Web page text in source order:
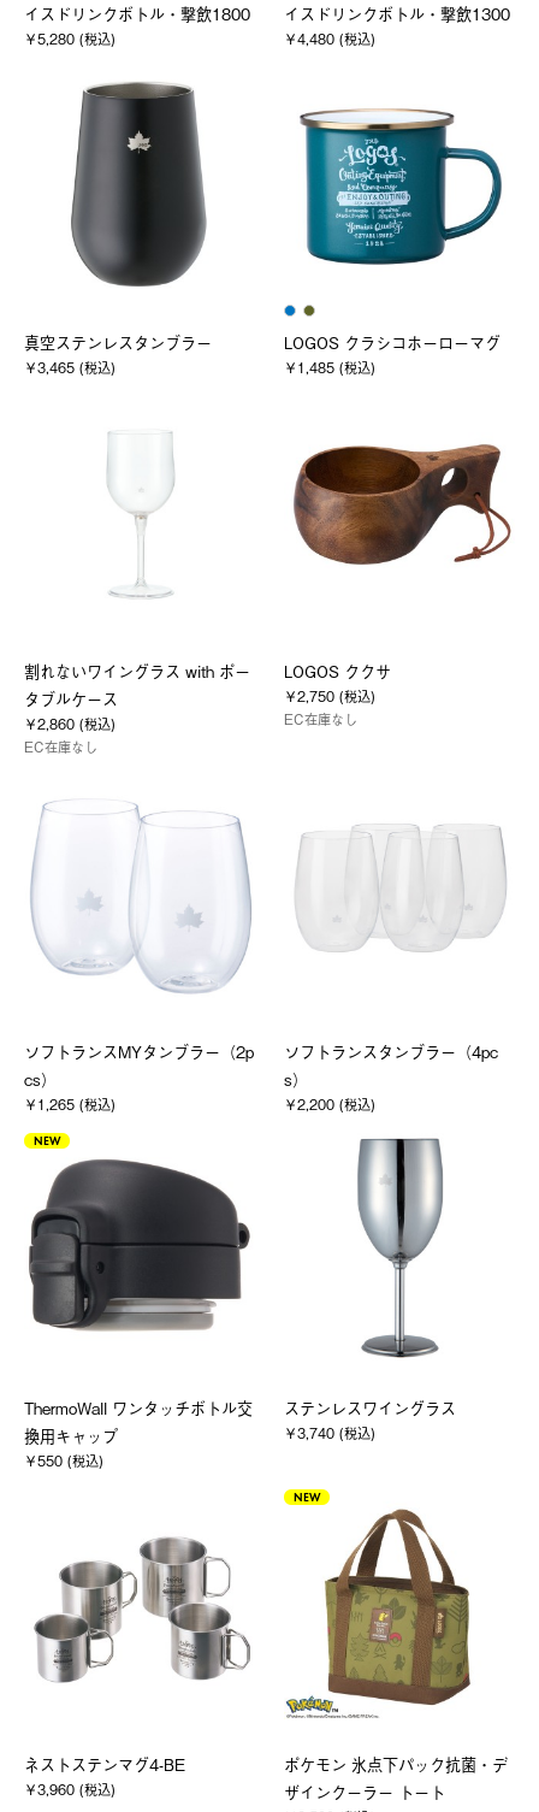
イスドリンクボトル・撃飲1800
￥5,280 (税込)
イスドリンクボトル・撃飲1300
￥4,480 (税込)
真空ステンレスタンブラー
￥3,465 (税込)
LOGOS クラシコホーローマグ
￥1,485 (税込)
割れないワイングラス with ポー
タブルケース
￥2,860 (税込)
EC在庫なし
LOGOS ククサ
￥2,750 (税込)
EC在庫なし
ソフトランスMYタンブラー（2p
cs）
￥1,265 (税込)
ソフトランスタンブラー（4pc
s）
￥2,200 (税込)
NEW
ThermoWall ワンタッチボトル交
換用キャップ
￥550 (税込)
ステンレスワイングラス
￥3,740 (税込)
ネストステンマグ4-BE
￥3,960 (税込)
NEW
ポケモン 氷点下パック抗菌・デ
ザインクーラー トート